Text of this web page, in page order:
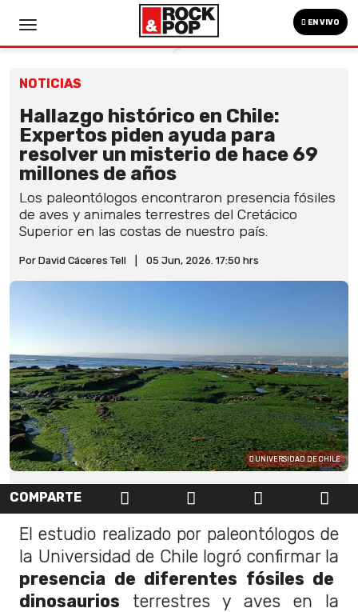
EN VIVO
NOTICIAS
Hallazgo histórico en Chile:
Expertos piden ayuda para
resolver un misterio de hace 69
millones de años
Los paleontólogos encontraron presencia fósiles
de aves y animales terrestres del Cretácico
Superior en las costas de nuestro país.
Por David Cáceres Tell 05 Jun, 2026. 17:50 hrs
UNIVERSIDAD DE CHILE
COMPARTE
El estudio realizado por paleontólogos de
la Universidad de Chile logró confirmar la
presencia de diferentes fósiles de
dinosaurios terrestres y aves en la